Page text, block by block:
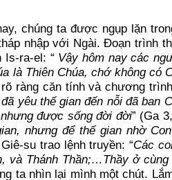
chúng ta được ngụp lặn
nhập với Ngài.Đoạn trình
Is-ra-el: “ Vậy hôm nay các
là Thiên Chúa, chớ không có
õ ràng căn tính và chương
đã yêu thế gian đến nỗi đãban
được sống đời đời” (Ga
nhưng để thế gian nhờ
su trao lệnh truyền: “Các
và Thánh Thần;…Thầy ở
ta nhìn lại mình một chút.